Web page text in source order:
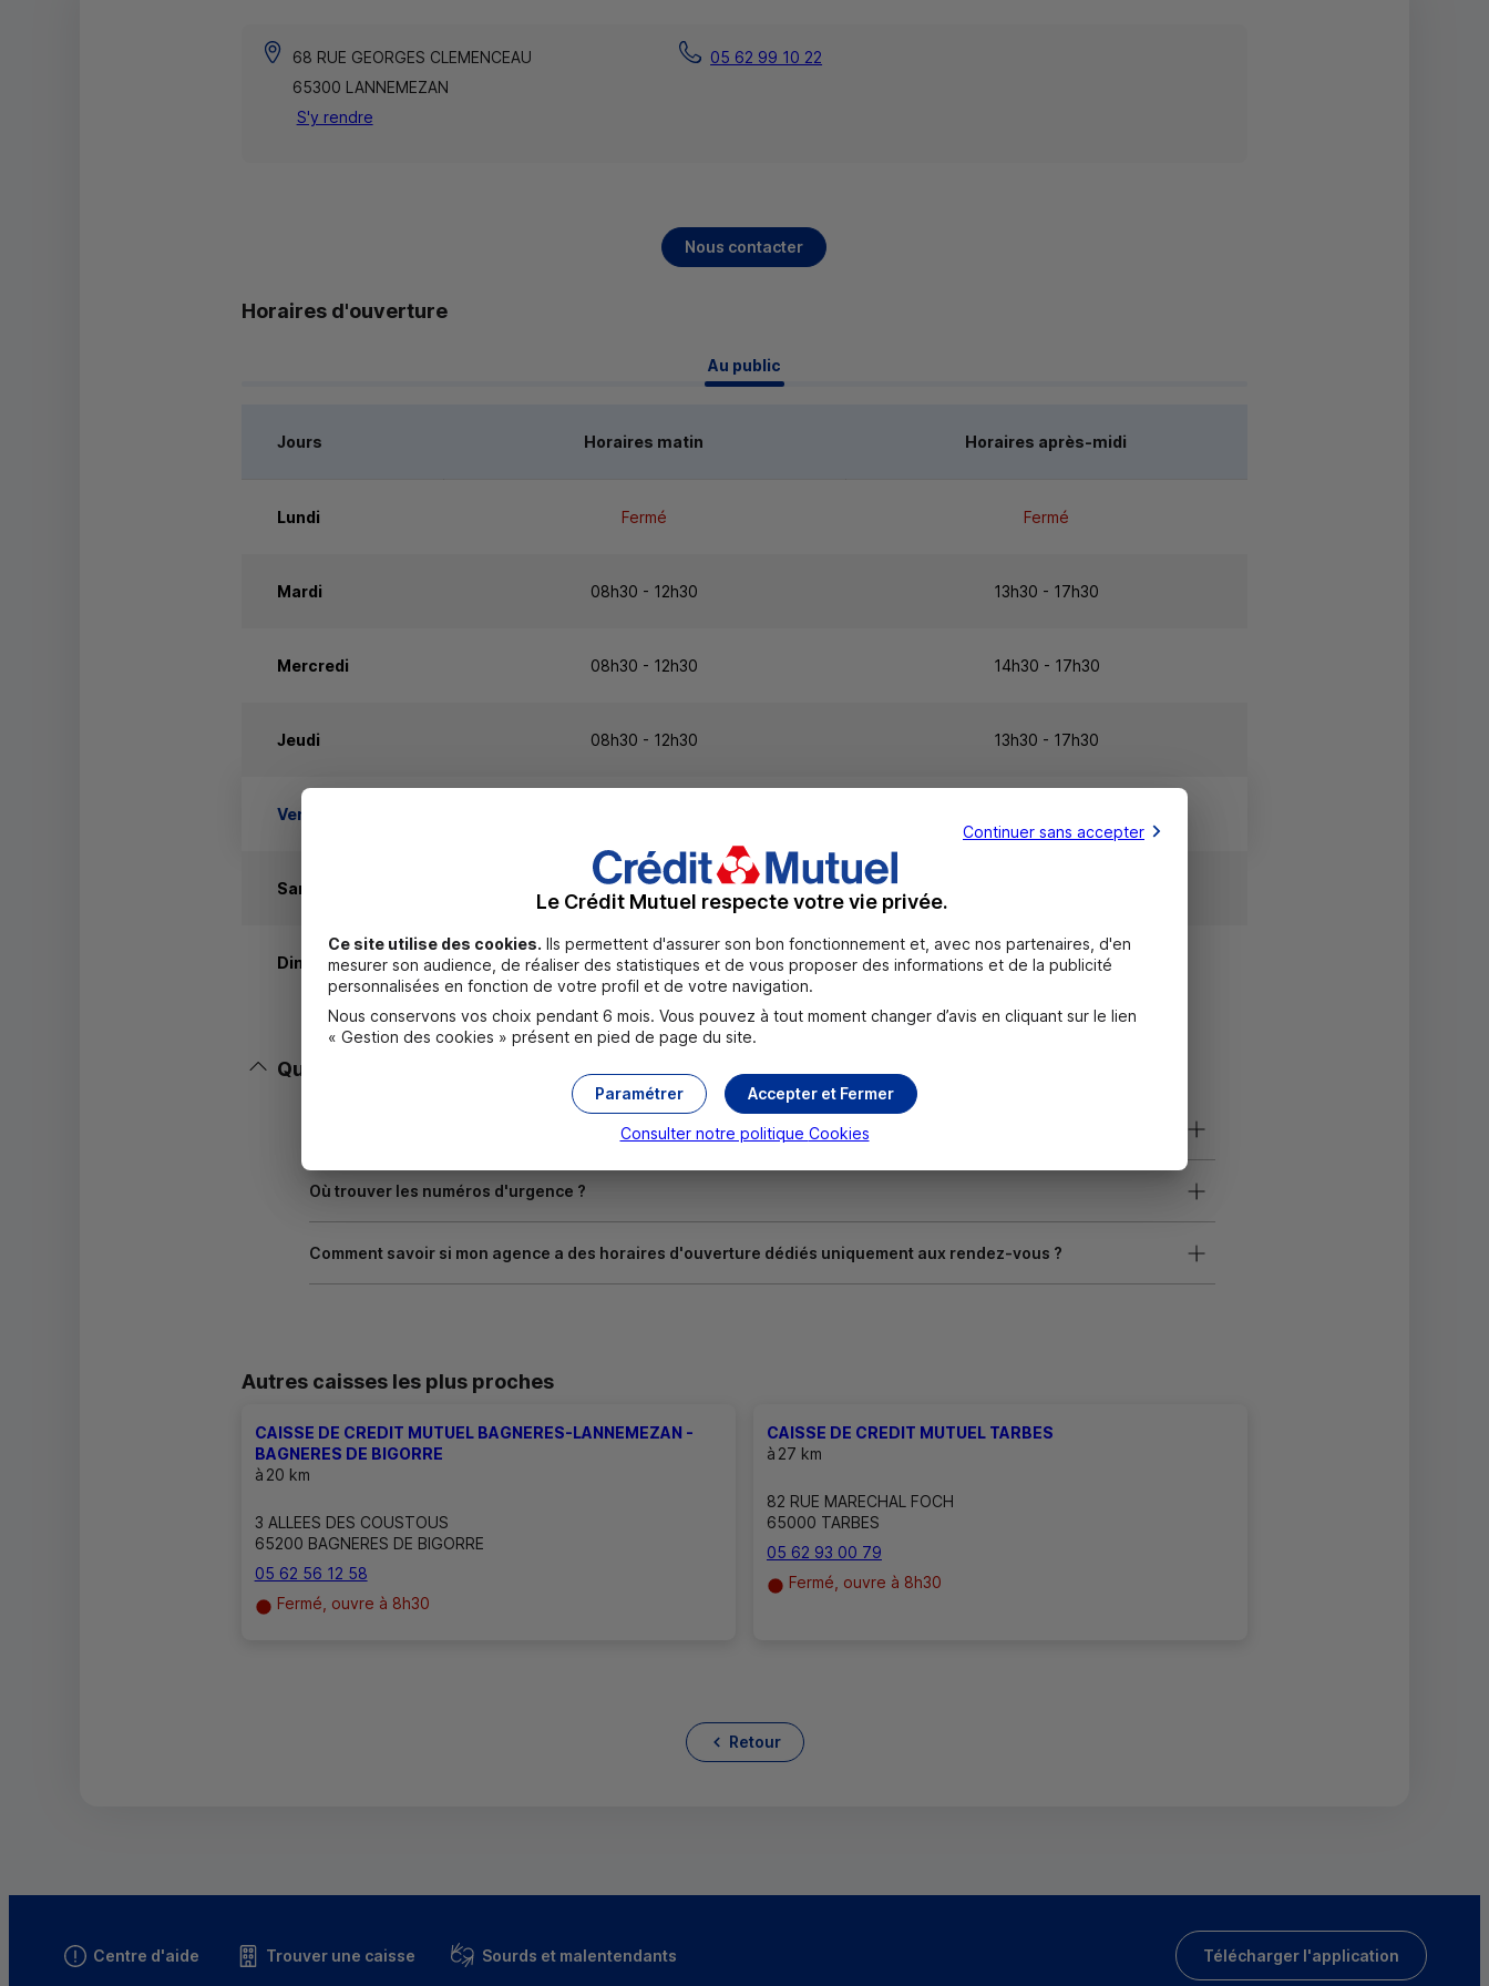
68 RUE GEORGES CLEMENCEAU
65300 LANNEMEZAN
S'y rendre
05 62 99 10 22
Nous contacter
Horaires d'ouverture
Au public
Jours Horaires matin Horaires après-midi
Lundi Fermé Fermé
Mardi 08h30 - 12h30 13h30 - 17h30
Mercredi 08h30 - 12h30 14h30 - 17h30
Jeudi 08h30 - 12h30 13h30 - 17h30
Vendredi
Samedi 08h30 - 12h30
Dimanche Fermé Fermé
Questions fréquentes
Quels documents sont nécessaires à l'ouverture d'un compte pour un majeur ?
Où trouver les numéros d'urgence ?
Comment savoir si mon agence a des horaires d'ouverture dédiés uniquement aux rendez-vous ?
Autres caisses les plus proches
CAISSE DE CREDIT MUTUEL BAGNERES-LANNEMEZAN -
BAGNERES DE BIGORRE
à 20 km
3 ALLEES DES COUSTOUS
65200 BAGNERES DE BIGORRE
05 62 56 12 58
Fermé, ouvre à 8h30
CAISSE DE CREDIT MUTUEL TARBES
à 27 km
82 RUE MARECHAL FOCH
65000 TARBES
05 62 93 00 79
Fermé, ouvre à 8h30
Retour
Centre d'aide Trouver une caisse Sourds et malentendants Télécharger l'application
Continuer sans accepter
Le Crédit Mutuel respecte votre vie privée.
Ce site utilise des cookies. Ils permettent d'assurer son bon fonctionnement et, avec nos partenaires, d'en
mesurer son audience, de réaliser des statistiques et de vous proposer des informations et de la publicité
personnalisées en fonction de votre profil et de votre navigation.
Nous conservons vos choix pendant 6 mois. Vous pouvez à tout moment changer d’avis en cliquant sur le lien
« Gestion des cookies » présent en pied de page du site.
Accepter et Fermer
Paramétrer
Consulter notre politique Cookies